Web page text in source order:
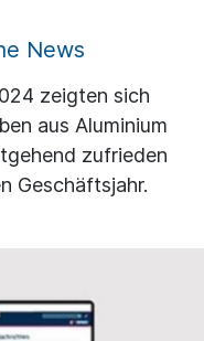
News
zeigten sich
aus Aluminium
zufrieden
Geschäftsjahr.